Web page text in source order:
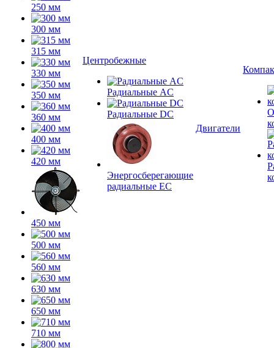
250 мм
300 мм
315 мм
330 мм
350 мм
360 мм
400 мм
420 мм
450 мм
500 мм
560 мм
630 мм
650 мм
710 мм
Центробежные
Радиальные AC
Радиальные DC
Энергосберегающие
радиальные EC
Двигатели